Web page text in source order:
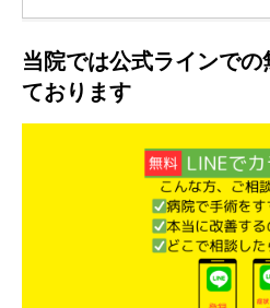
当院では公式ラインで
ております